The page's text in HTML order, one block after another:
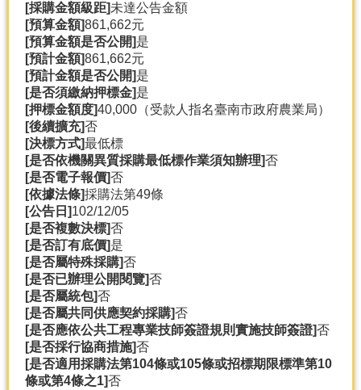
[採購金額級距]未達公告金額
[預算金額]861,662元
[預算金額是否公開]是
[預計金額]861,662元
[預計金額是否公開]是
[是否須繳納押標金]是
[押標金額度]40,000（受款人指名臺南市政府農業局）
[後續擴充]否
[決標方式]最低標
[是否依機關異質採購最低標作業須知辦理]否
[是否電子報價]否
[依據法條]採購法第49條
[公告日]102/12/05
[是否複數決標]否
[是否訂有底價]是
[是否屬特殊採購]否
[是否已辦理公開閱覽]否
[是否屬統包]否
[是否屬共同供應契約採購]否
[是否應依公共工程專業技師簽證規則實施技師簽證]否
[是否採行協商措施]否
[是否適用採購法第104條或105條或招標期限標準第10
條或第4條之1]否